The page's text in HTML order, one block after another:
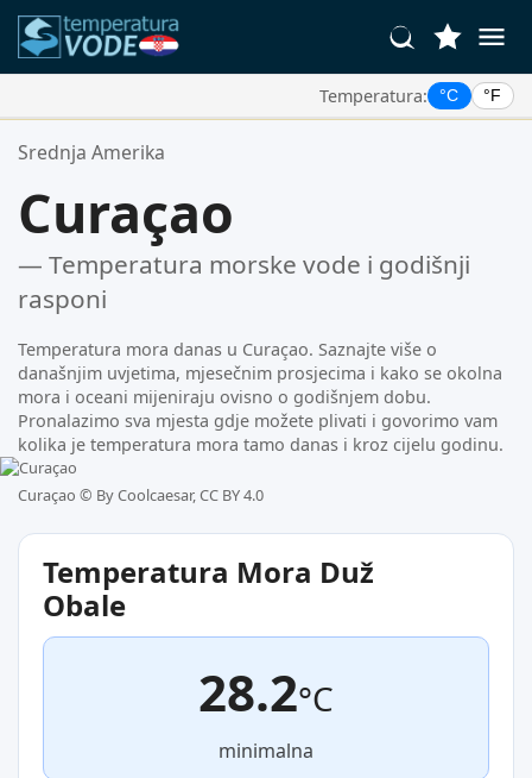
Temperatura: °C °F
Vaše Omiljene Lokacije:
Srednja Amerika
Curaçao
— Temperatura morske vode i godišnji
rasponi
Temperatura mora danas u Curaçao. Saznajte više o
današnjim uvjetima, mjesečnim prosjecima i kako se okolna
mora i oceani mijeniraju ovisno o godišnjem dobu.
Pronalazimo sva mjesta gdje možete plivati i govorimo vam
kolika je temperatura mora tamo danas i kroz cijelu godinu.
Curaçao © By Coolcaesar, CC BY 4.0
Temperatura Mora Duž
Obale
28.2°C
minimalna